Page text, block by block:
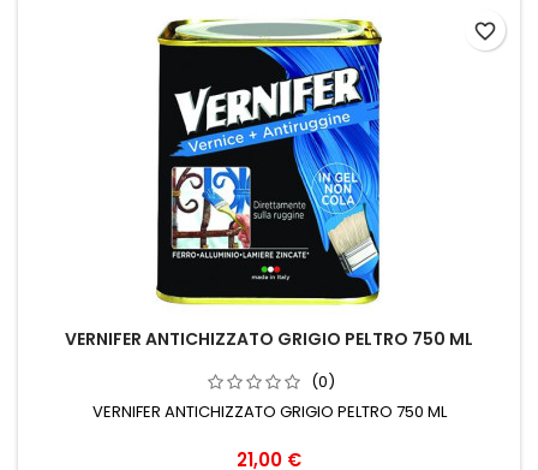
VERNIFER ANTICHIZZATO GRIGIO PELTRO 750 ML
(0)
VERNIFER ANTICHIZZATO GRIGIO PELTRO 750 ML
Prezzo
21,00 €
favorite_border